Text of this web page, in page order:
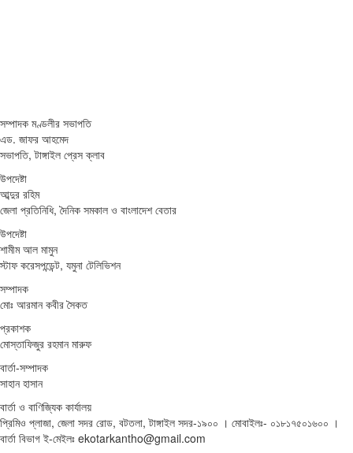
সম্পাদক মণ্ডলীর সভাপতি
এড. জাফর আহমেদ
সভাপতি, টাঙ্গাইল প্রেস ক্লাব
উপদেষ্টা
আব্দুর রহিম
জেলা প্রতিনিধি, দৈনিক সমকাল ও বাংলাদেশ বেতার
উপদেষ্টা
শামীম আল মামুন
স্টাফ করেসপন্ডেন্ট, যমুনা টেলিভিশন
সম্পাদক
মোঃ আরমান কবীর সৈকত
প্রকাশক
মোস্তাফিজুর রহমান মারুফ
বার্তা-সম্পাদক
সাহান হাসান
বার্তা ও বাণিজ্যিক কার্যালয়
প্রিমিও প্লাজা, জেলা সদর রোড, বটতলা, টাঙ্গাইল সদর-১৯০০ । মোবাইলঃ- ০১৮১৭৫০১৬০০ ।
বার্তা বিভাগ ই-মেইলঃ ekotarkantho@gmail.com